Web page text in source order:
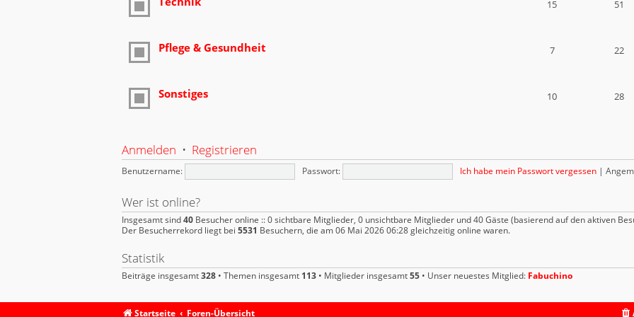
15 51
Pflege & Gesundheit 7 22
Sonstiges 10 28
Anmelden • Registrieren
Benutzername: Passwort: Ich habe mein Passwort vergessen |
Wer ist online?
Insgesamt sind40 Besucher online :: 0 sichtbare Mitglieder, 0 unsichtbare Mitglieder und 40 Gäste (basierend auf den aktiven
Der Besucherrekord liegt bei 5531 Besuchern, die am 06 Mai 2026 06:28 gleichzeitig online waren.
Statistik
Beiträge insgesamt328 • Themen insgesamt 113 • Mitglieder insgesamt55 • Unser neuestes Mitglied: Fabuchino
Startseite Foren-Übersicht